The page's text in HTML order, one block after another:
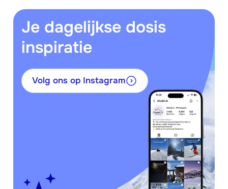
Je dagelijkse dosis
inspiratie
Volg ons op Instagram